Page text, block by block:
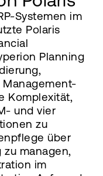
Systemen im
Polaris
Planning
Management-
Komplexität,
und vier
zu
über
managen,
im